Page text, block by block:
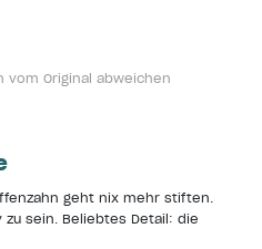
vom Original abweichen
geht nix mehr stiften.
sein. Beliebtes Detail: die